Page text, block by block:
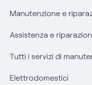
Informativa RAEE
Manutenzione e
Assistenza e
Tutti i servizi di
Elettrodomestici